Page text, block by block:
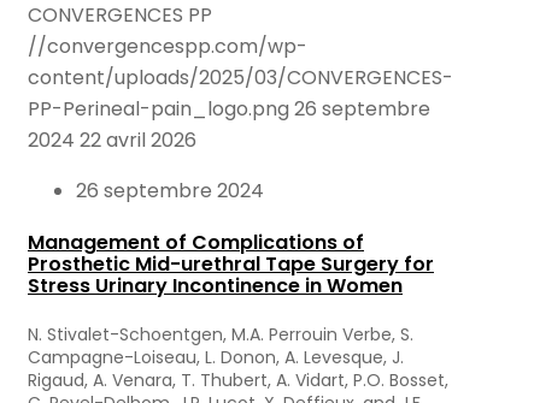
CONVERGENCES PP
//convergencespp.com/wp-
content/uploads/2025/03/CONVERGENCES-
PP-Perineal-pain_logo.png 26 septembre
2024 22 avril 2026
26 septembre 2024
Management of Complications of
Prosthetic Mid-urethral Tape Surgery for
Stress Urinary Incontinence in Women
N. Stivalet-Schoentgen, M.A. Perrouin Verbe, S.
Campagne-Loiseau, L. Donon, A. Levesque, J.
Rigaud, A. Venara, T. Thubert, A. Vidart, P.O. Bosset,